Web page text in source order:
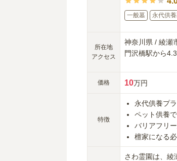
所在地
アクセス
価格
特徴
一般墓 永代供
神奈川県 / 綾瀬
門沢橋駅から
10万円
永代供養プ
ペット供養
バリアフリ
檀家になる
さわ霊園は、綾